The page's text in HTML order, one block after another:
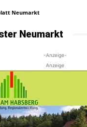
Neumarkt
Neumarkt
-Anzeige-
Anzeige